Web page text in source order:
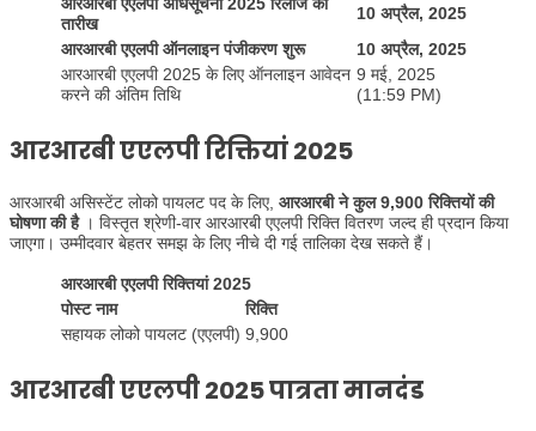
आरआरबी एएलपी अधिसूचना 2025 रिलीज की
तारीख
10 अप्रैल, 2025
आरआरबी एएलपी ऑनलाइन पंजीकरण शुरू
10 अप्रैल, 2025
आरआरबी एएलपी 2025 के लिए ऑनलाइन आवेदन
करने की अंतिम तिथि
9 मई, 2025
(11:59 PM)
आरआरबी एएलपी रिक्तियां 2025
आरआरबी असिस्टेंट लोको पायलट पद के लिए, आरआरबी ने कुल 9,900 रिक्तियों की
घोषणा की है। विस्तृत श्रेणी-वार आरआरबी एएलपी रिक्ति वितरण जल्द ही प्रदान किया
जाएगा। उम्मीदवार बेहतर समझ के लिए नीचे दी गई तालिका देख सकते हैं।
आरआरबी एएलपी रिक्तियां 2025
पोस्ट नाम
रिक्ति
सहायक लोको पायलट (एएलपी) 9,900
आरआरबी एएलपी 2025 पात्रता मानदंड